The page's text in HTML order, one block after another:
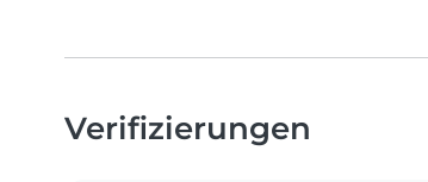
Verifizierungen